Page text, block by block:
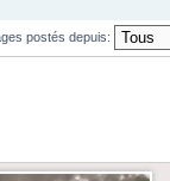
postés depuis: